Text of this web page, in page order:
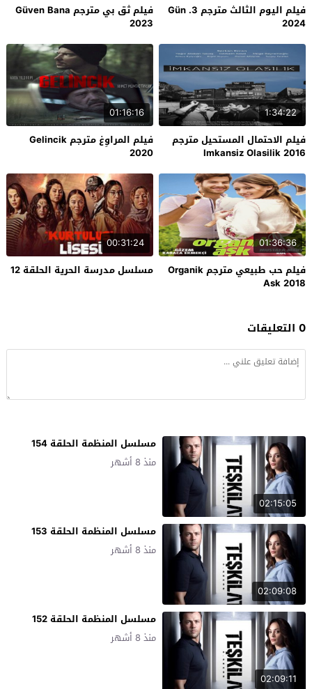
فيلم اليوم الثالث مترجم 3. Gün
2024
فيلم ثق بي مترجم Güven Bana
2023
1:34:22
فيلم الاحتمال المستحيل مترجم
Imkansiz Olasilik 2016
01:16:16
فيلم المراوِغ مترجم Gelincik
2020
01:36:36
فيلم حب طبيعي مترجم Organik
Ask 2018
00:31:24
مسلسل مدرسة الحرية الحلقة 12
0 التعليقات
02:15:05
مسلسل المنظمة الحلقة 154
منذ 8 أشهر
02:09:08
مسلسل المنظمة الحلقة 153
منذ 8 أشهر
02:09:11
مسلسل المنظمة الحلقة 152
منذ 8 أشهر